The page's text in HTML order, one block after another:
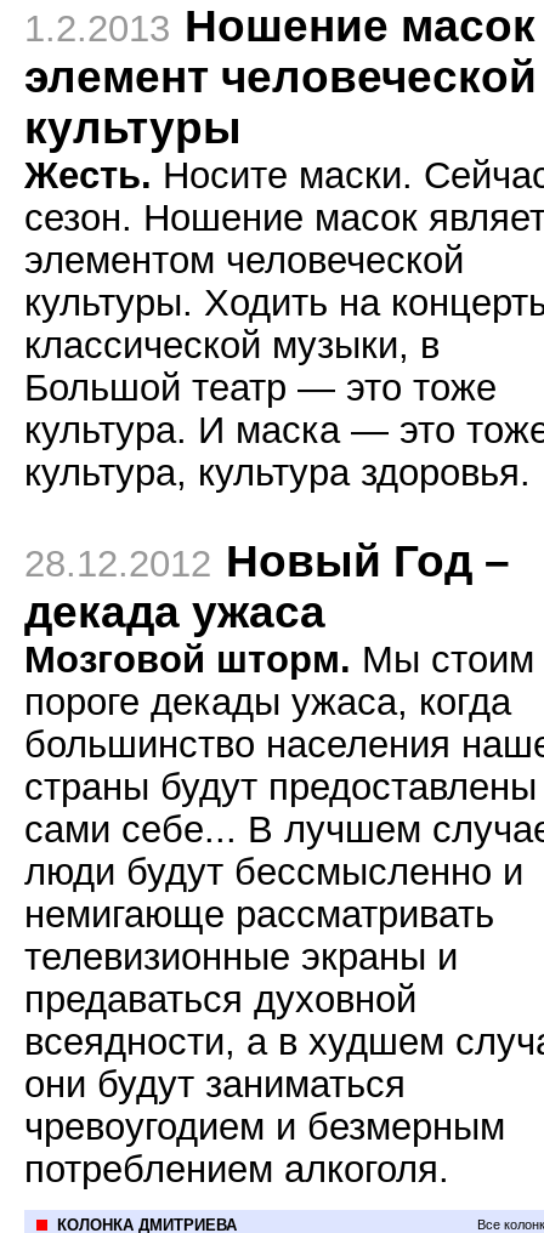
1.2.2013 Ношение масок
элемент человеческой
культуры
Жесть. Носите маски.
сезон. Ношение масок
элементом человеческой
культуры. Ходить на
классической музыки, в
Большой театр — это тоже
культура. И маска — это
культура, культура здоровья.
28.12.2012 Новый Год –
декада ужаса
Мозговой шторм. Мы стоим
пороге декады ужаса, когда
большинство населения
страны будут предоставлены
сами себе... В лучшем
люди будут бессмысленно и
немигающе рассматривать
телевизионные экраны и
предаваться духовной
всеядности, а в худшем
они будут заниматься
чревоугодием и безмерным
потреблением алкоголя.
КОЛОНКА ДМИТРИЕВА Все